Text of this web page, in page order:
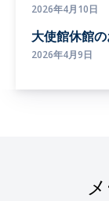
2026年4月10日
大使館休館
2026年4月9日